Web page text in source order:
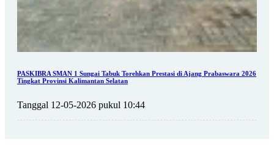
PASKIBRA SMAN 1 Sungai Tabuk Torehkan Prestasi di Ajang Prabaswara 2026
Tingkat Provinsi Kalimantan Selatan
Tanggal 12-05-2026 pukul 10:44